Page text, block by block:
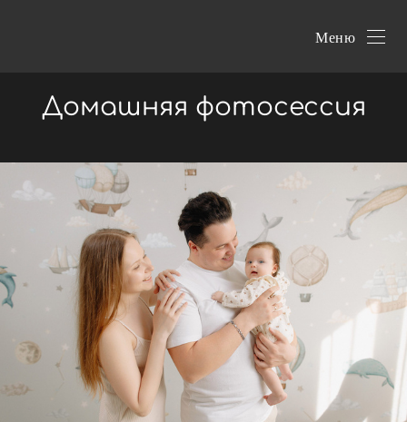
Меню
Домашняя фотосессия